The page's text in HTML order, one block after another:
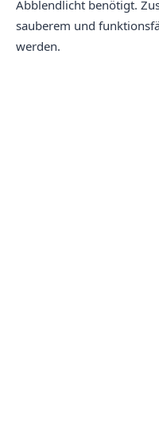
Abblendlicht benötigt.
sauberem und
werden.